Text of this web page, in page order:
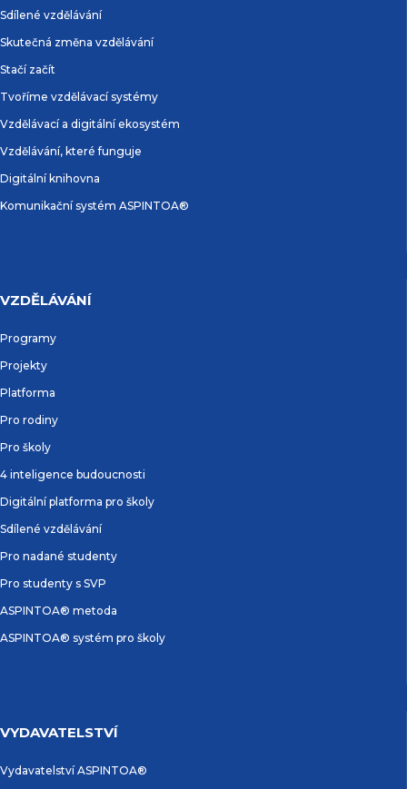
Sdílené vzdělávání
Skutečná změna vzdělávání
Stačí začít
Tvoříme vzdělávací systémy
Vzdělávací a digitální ekosystém
Vzdělávání, které funguje
Digitální knihovna
Komunikační systém ASPINTOA®
VZDĚLÁVÁNÍ
Programy
Projekty
Platforma
Pro rodiny
Pro školy
4 inteligence budoucnosti
Digitální platforma pro školy
Sdílené vzdělávání
Pro nadané studenty
Pro studenty s SVP
ASPINTOA® metoda
ASPINTOA® systém pro školy
VYDAVATELSTVÍ
Vydavatelství ASPINTOA®